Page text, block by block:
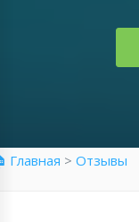
Главная > Отзывы